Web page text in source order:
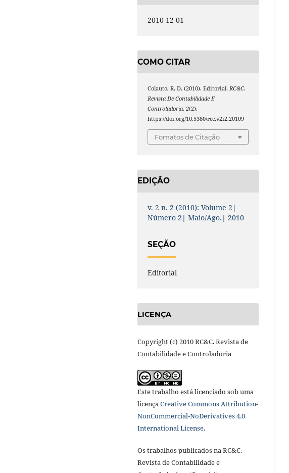
2010-12-01
COMO CITAR
Colauto, R. D. (2010). Editorial.RC&C.
Revista De Contabilidade E
Controladoria,2(2).
https://doi.org/10.5380/rcc.v2i2.20109
Fomatos de Citação
EDIÇÃO
v. 2 n. 2 (2010): Volume 2|
Número 2| Maio/Ago.| 2010
SEÇÃO
Editorial
LICENÇA
Copyright (c) 2010 RC&C. Revista de
Contabilidade e Controladoria
Este trabalho está licenciado sob uma
licençaCreative Commons Attribution-
NonCommercial-NoDerivatives 4.0
International License.
Os trabalhos publicados na RC&C.
Revista de Contabilidade e